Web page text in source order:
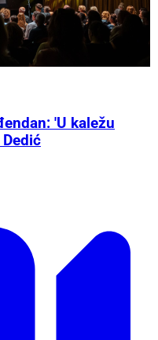
'U kaležu